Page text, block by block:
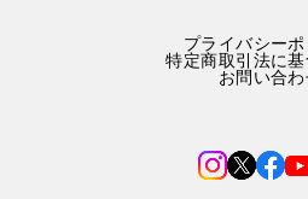
プライバシー
特定商取引法に
お問い合